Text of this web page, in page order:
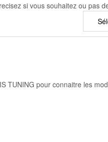
si vous souhaitez ou pas
TUNING pour connaitre les